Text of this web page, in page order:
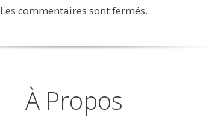
Les commentaires sont fermés.
À Propos